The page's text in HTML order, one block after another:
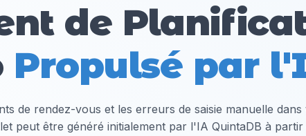
de
Propulsé par
de rendez-vous et les erreurs de saisie manuelle dans
peut être généré initialement par l'IA QuintaDB à